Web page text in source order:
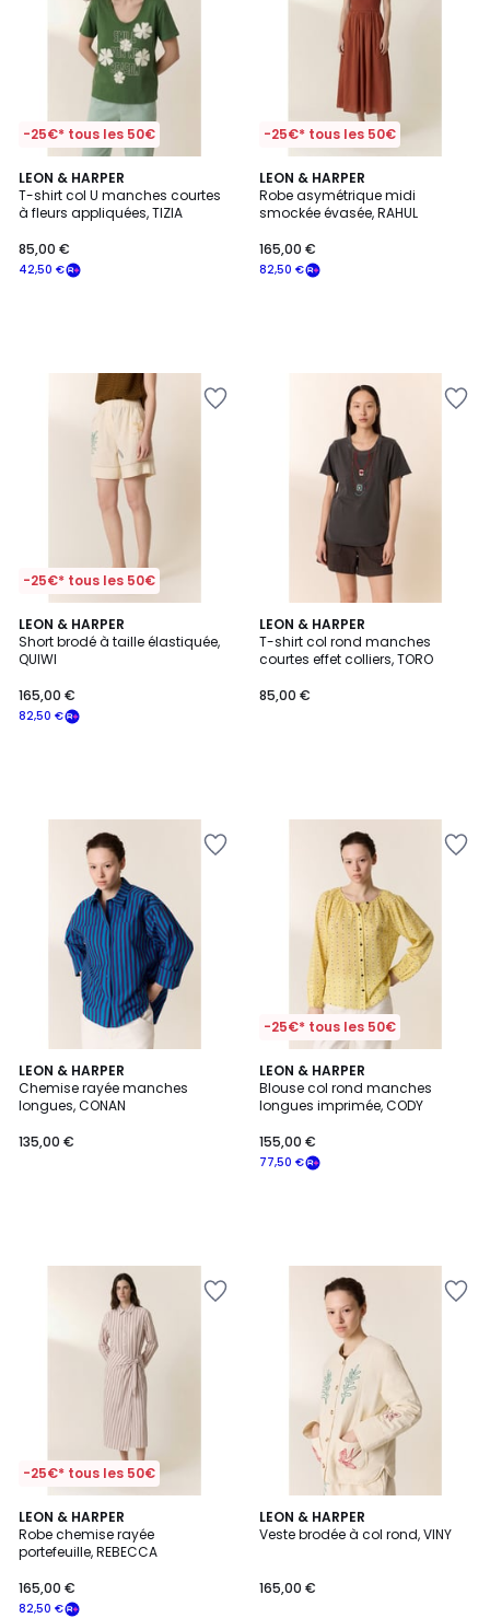
-25€* tous les 50€
LEON & HARPER
T-shirt col U manches courtes
à fleurs appliquées, TIZIA
42,50 €
85,00 €
-25€* tous les 50€
LEON & HARPER
Robe asymétrique midi
smockée évasée, RAHUL
82,50 €
165,00 €
-25€* tous les 50€
LEON & HARPER
Short brodé à taille élastiquée,
QUIWI
82,50 €
165,00 €
LEON & HARPER
T-shirt col rond manches
courtes effet colliers, TORO
85,00 €
LEON & HARPER
Chemise rayée manches
longues, CONAN
135,00 €
-25€* tous les 50€
LEON & HARPER
Blouse col rond manches
longues imprimée, CODY
77,50 €
155,00 €
-25€* tous les 50€
LEON & HARPER
Robe chemise rayée
portefeuille, REBECCA
82,50 €
165,00 €
LEON & HARPER
Veste brodée à col rond, VINY
165,00 €